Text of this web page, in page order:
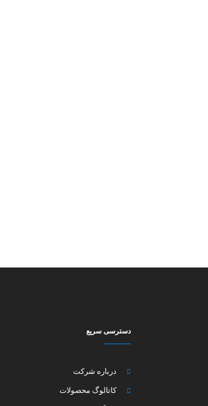
دسترسی سریع
درباره شرکت
کاتالوگ محصولات